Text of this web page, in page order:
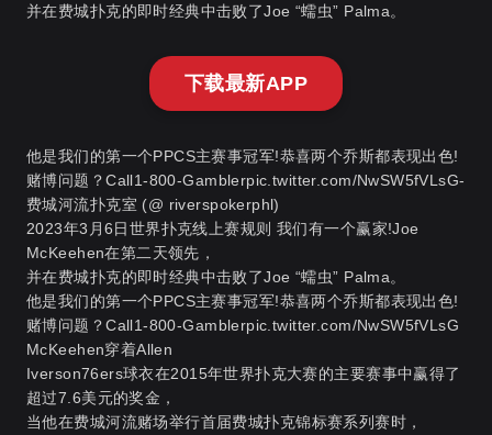
并在费城扑克的即时经典中击败了Joe “蠕虫” Palma。
下载最新APP
他是我们的第一个PPCS主赛事冠军!恭喜两个乔斯都表现出色!
赌博问题？Call1-800-Gamblerpic.twitter.com/NwSW5fVLsG-
费城河流扑克室 (@ riverspokerphl)
2023年3月6日世界扑克线上赛规则 我们有一个赢家!Joe
McKeehen在第二天领先，
并在费城扑克的即时经典中击败了Joe “蠕虫” Palma。
他是我们的第一个PPCS主赛事冠军!恭喜两个乔斯都表现出色!
赌博问题？Call1-800-Gamblerpic.twitter.com/NwSW5fVLsG
McKeehen穿着Allen
Iverson76ers球衣在2015年世界扑克大赛的主要赛事中赢得了
超过7.6美元的奖金，
当他在费城河流赌场举行首届费城扑克锦标赛系列赛时，